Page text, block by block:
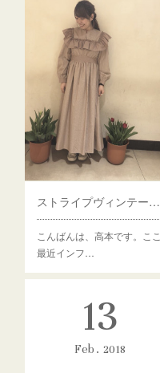
ストライプヴィンテージワンピース
こんばんは、高本です。ここ
最近インフ…
13
Feb 2018